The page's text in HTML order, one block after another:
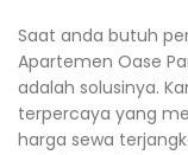
Saat anda butuh
Apartemen Oase
adalah solusinya.
terpercaya yang
harga sewa